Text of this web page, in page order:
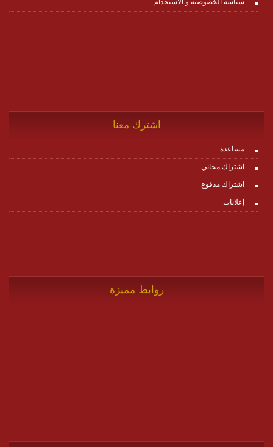
اشترك معنا
مساعدة
اشتراك مجاني
اشتراك مدفوع
إعلانات
روابط مميزة